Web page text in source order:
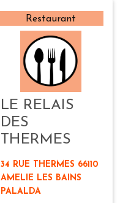
Restaurant
LE RELAIS
DES
THERMES
34 RUE THERMES 66110
AMELIE LES BAINS
PALALDA